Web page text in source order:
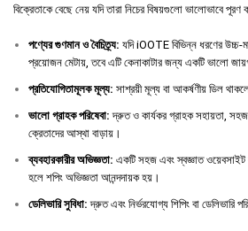
বিক্রেতাকে বেছে নেয় যদি তারা নিচের বিষয়গুলো ভালোভাবে পূরণ
পণ্যের গুণমান ও বৈচিত্র্য: যদি iOOTE বিভিন্ন ধরণের উচ্চ-
প্রয়োজন মেটায়, তবে এটি কেনাকাটার জন্য একটি ভালো
প্রতিযোগিতামূলক মূল্য: সাশ্রয়ী মূল্য বা আকর্ষণীয় ডিল
ভালো গ্রাহক পরিষেবা: দ্রুত ও কার্যকর গ্রাহক সহায়তা, সহজ
ক্রেতাদের আস্থা বাড়ায়।
ব্যবহারকারীর অভিজ্ঞতা: একটি সহজ এবং স্বজ্ঞাত
হলে শপিং অভিজ্ঞতা আনন্দদায়ক হয়।
ডেলিভারি সুবিধা: দ্রুত এবং নির্ভরযোগ্য শিপিং বা ডেলিভারি